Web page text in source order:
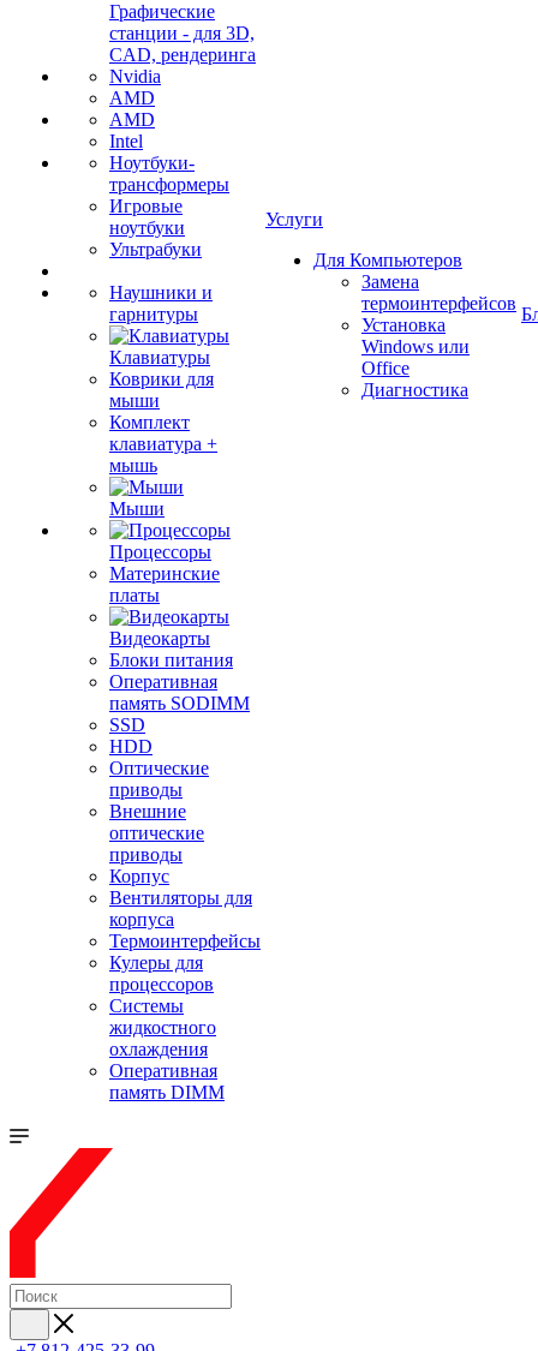
Графические
станции - для 3D,
CAD, рендеринга
Nvidia
AMD
AMD
Intel
Ноутбуки-
трансформеры
Игровые
ноутбуки
Ультрабуки
Наушники и
гарнитуры
Клавиатуры
Коврики для
мыши
Комплект
клавиатура +
мышь
Мыши
Процессоры
Материнские
платы
Видеокарты
Блоки питания
Оперативная
память SODIMM
SSD
HDD
Оптические
приводы
Внешние
оптические
приводы
Корпус
Вентиляторы для
корпуса
Термоинтерфейсы
Кулеры для
процессоров
Системы
жидкостного
охлаждения
Оперативная
память DIMM
Услуги
Для Компьютеров
Замена
термоинтерфейсов
Установка
Windows или
Office
Диагностика